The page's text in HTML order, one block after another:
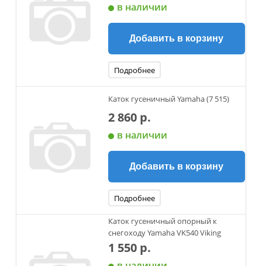
в наличии
Добавить в корзину
Подробнее
Каток гусеничный Yamaha (7 515)
2 860 р.
в наличии
Добавить в корзину
Подробнее
Каток гусеничный опорный к
снегоходу Yamaha VK540 Viking
1 550 р.